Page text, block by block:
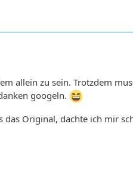
allein zu sein. Trotzdem
googeln.
Original, dachte ich mir